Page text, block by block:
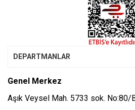
DEPARTMANLAR
Genel Merkez
Aşık Veysel Mah. 5733 sok. No:80/